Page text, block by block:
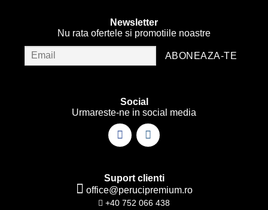
Newsletter
Nu rata ofertele si promotiile noastre
Social
Urmareste-ne in social media
Suport clienti
office@perucipremium.ro
+40 752 066 438